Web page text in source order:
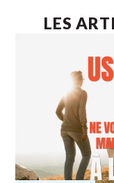
LES